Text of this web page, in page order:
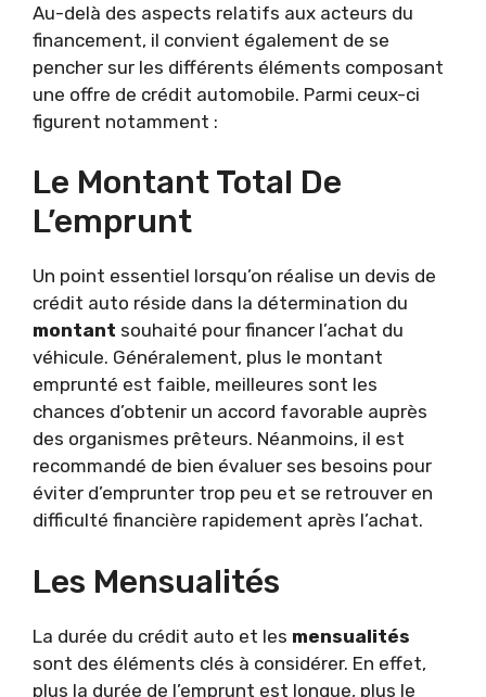
Au-delà des aspects relatifs aux acteurs du
financement, il convient également de se
pencher sur les différents éléments composant
une offre de crédit automobile. Parmi ceux-ci
figurent notamment :
Le Montant Total De
L’emprunt
Un point essentiel lorsqu’on réalise un devis de
crédit auto réside dans la détermination du
montant souhaité pour financer l’achat du
véhicule. Généralement, plus le montant
emprunté est faible, meilleures sont les
chances d’obtenir un accord favorable auprès
des organismes prêteurs. Néanmoins, il est
recommandé de bien évaluer ses besoins pour
éviter d’emprunter trop peu et se retrouver en
difficulté financière rapidement après l’achat.
Les Mensualités
La durée du crédit auto et les mensualités
sont des éléments clés à considérer. En effet,
plus la durée de l’emprunt est longue, plus le